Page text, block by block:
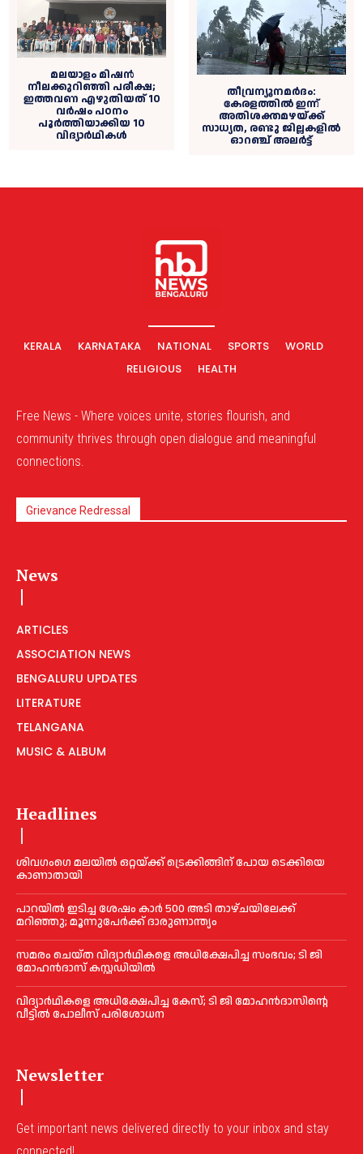
മലയാളം മിഷൻ
നീലക്കുറിഞ്ഞി പരീക്ഷ;
ഇത്തവണ എഴുതിയത് 10
വർഷം പഠനം
പൂർത്തിയാക്കിയ 10
വിദ്യാർഥികള്‍
തീവ്രന്യൂനമർദം:
കേരളത്തില്‍ ഇന്ന്
അതിശക്തമഴയ്ക്ക്
സാധ്യത, രണ്ടു ജില്ലകളില്‍
ഓറഞ്ച് അലര്‍ട്ട്
KERALA KARNATAKA NATIONAL SPORTS
WORLD
RELIGIOUS
HEALTH
Free News - Where voices unite, stories flourish, and
community thrives through open dialogue and meaningful
connections.
Grievance Redressal
News
ARTICLES
ASSOCIATION NEWS
BENGALURU UPDATES
LITERATURE
TELANGANA
MUSIC & ALBUM
Headlines
ശിവഗംഗെ മലയിൽ ഒറ്റയ്ക്ക് ട്രെക്കിങ്ങിന് പോയ ടെക്കിയെ
കാണാതായി
പാറയിൽ ഇടിച്ച ശേഷം കാർ 500 അടി താഴ്ചയിലേക്ക്
മറിഞ്ഞു; മൂന്നുപേർക്ക് ദാരുണാന്ത്യം
സമരം ചെയ്ത വിദ്യാര്‍ഥികളെ അധിക്ഷേപിച്ച സംഭവം; ടി ജി
മോഹന്‍ദാസ് കസ്റ്റഡിയിൽ
വിദ്യാര്‍ഥികളെ അധിക്ഷേപിച്ച കേസ്; ടി ജി മോഹന്‍ദാസിന്റെ
വീട്ടില്‍ പോലീസ് പരിശോധന
Newsletter
Get important news delivered directly to your inbox and stay